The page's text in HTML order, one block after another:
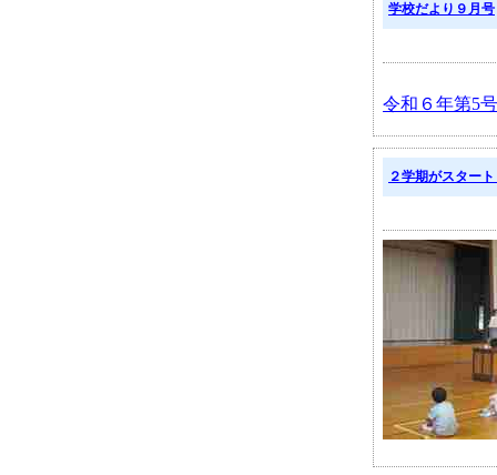
学校だより９月号
令和６年第5
２学期がスター